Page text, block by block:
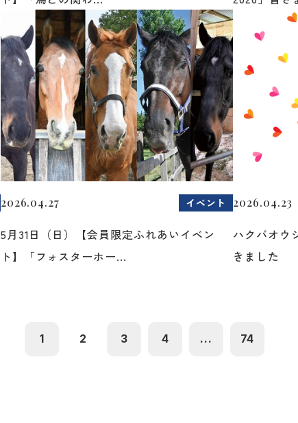
2026.04.27 イベント
5月31日（日）【会員限定ふれあいイベン
ト】「フォスターホー...
2026.04.23
ハクバオウ
きました
1 2 3 4 ... 74